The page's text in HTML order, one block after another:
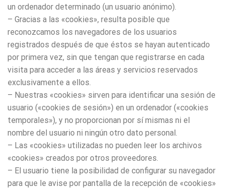
un ordenador determinado (un usuario anónimo).
– Gracias a las «cookies», resulta posible que
reconozcamos los navegadores de los usuarios
registrados después de que éstos se hayan autenticado
por primera vez, sin que tengan que registrarse en cada
visita para acceder a las áreas y servicios reservados
exclusivamente a ellos.
– Nuestras «cookies» sirven para identificar una sesión de
usuario («cookies de sesión») en un ordenador («cookies
temporales»), y no proporcionan por sí mismas ni el
nombre del usuario ni ningún otro dato personal.
– Las «cookies» utilizadas no pueden leer los archivos
«cookies» creados por otros proveedores.
– El usuario tiene la posibilidad de configurar su navegador
para que le avise por pantalla de la recepción de «cookies»